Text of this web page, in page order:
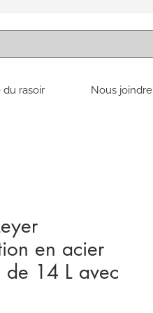
rasoir Nous joindre
en acier
14 L avec